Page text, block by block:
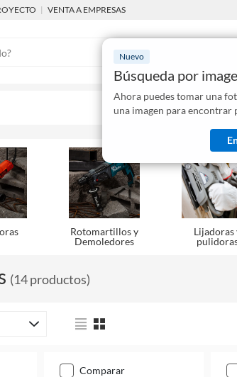
| VENTA A EMPRESAS
Nuevo
Búsqueda por
Ahora puedes tomar una
una imagen para encontrar
Rotomartillos y
Demoledores
Lijadoras
(14productos)
comparar